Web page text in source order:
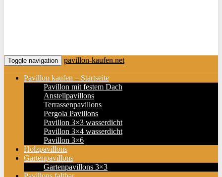
Toggle navigation pavillon-kaufen.net
Pavillon kaufen – Startseite
Pavillon mit festem Dach
Anstellpavillons
Terrassenpavillons
Pergola Pavillons
Pavillon 3×3 wasserdicht
Pavillon 3×4 wasserdicht
Pavillon 3×6
Holzpavillons
Gartenpavillons
Gartenpavillons 3×3